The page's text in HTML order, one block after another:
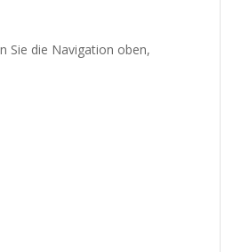
Sie die Navigation oben,